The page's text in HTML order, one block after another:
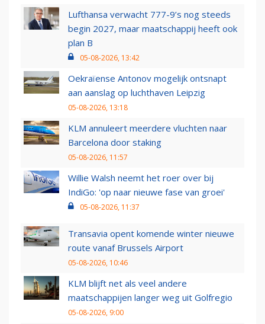
Lufthansa verwacht 777-9’s nog steeds
begin 2027, maar maatschappij heeft ook
plan B
05-08-2026, 13:42
Oekraïense Antonov mogelijk ontsnapt
aan aanslag op luchthaven Leipzig
05-08-2026, 13:18
KLM annuleert meerdere vluchten naar
Barcelona door staking
05-08-2026, 11:57
Willie Walsh neemt het roer over bij
IndiGo: 'op naar nieuwe fase van groei'
05-08-2026, 11:37
Transavia opent komende winter nieuwe
route vanaf Brussels Airport
05-08-2026, 10:46
KLM blijft net als veel andere
maatschappijen langer weg uit Golfregio
05-08-2026, 9:00